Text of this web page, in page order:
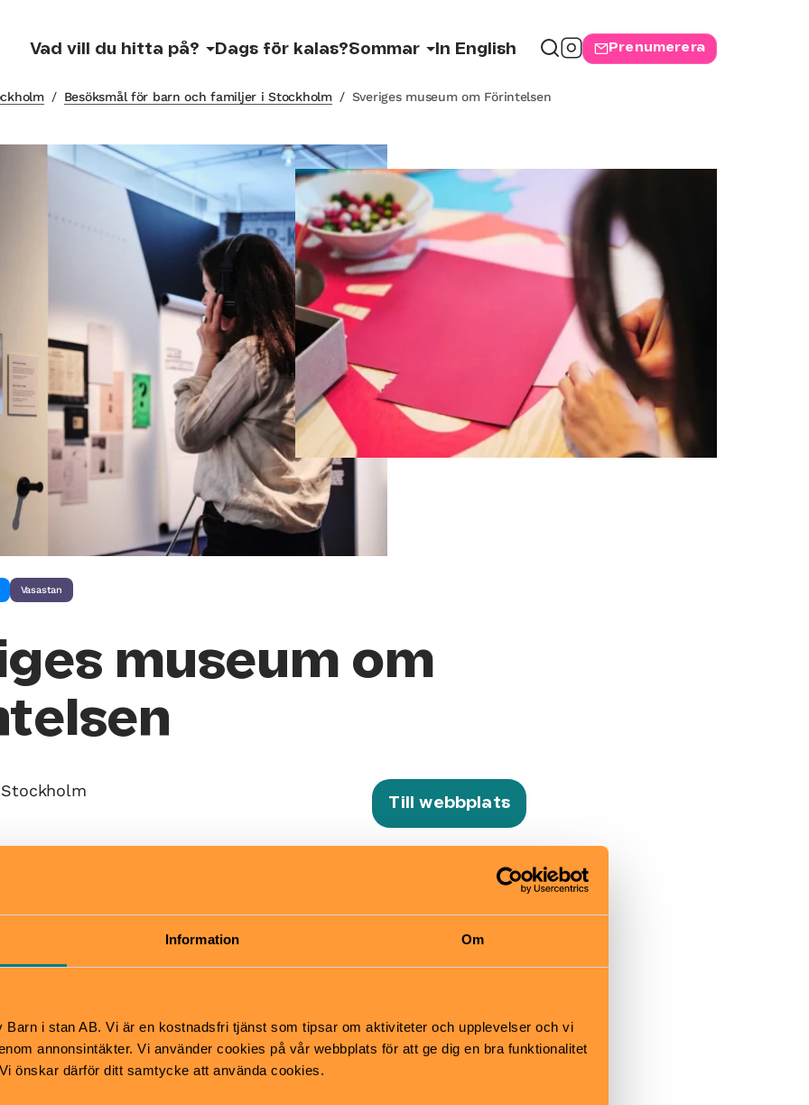
Information Om
Barn i stan AB. Vi är en kostnadsfri tjänst som tipsar om aktiviteter och upplevelser och vi
annonsintäkter. Vi använder cookies på vår webbplats för att ge dig en bra funktionalitet
önskar därför ditt samtycke att använda cookies.
Vad vill du hitta på? Dags för kalas?Sommar In English Prenumerera
/ Besöksmål för barn och familjer i Stockholm / Sveriges museum om Förintelsen
Vasastan
museum om
Stockholm
Till webbplats
om Förintelsen är ett nytt historiskt museum på Torsgatan 19 i
kan du upptäcka utställningarna Oberättat och Svart på vitt.
utställningen Dimensions in Testimony och ta del av
lov erbjuds barnaktiviteter.